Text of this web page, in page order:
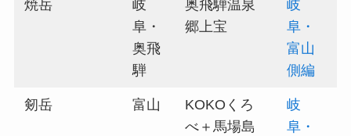
焼岳
岐
阜・
奥飛
騨
奥飛騨温泉
郷上宝
岐
阜・
富山
側編
剱岳 富山
KOKOくろ
べ＋馬場島
岐
阜・